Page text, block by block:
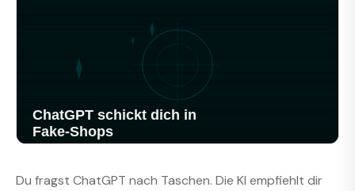
Du fragst ChatGPT nach Taschen. Die KI empfiehlt dir